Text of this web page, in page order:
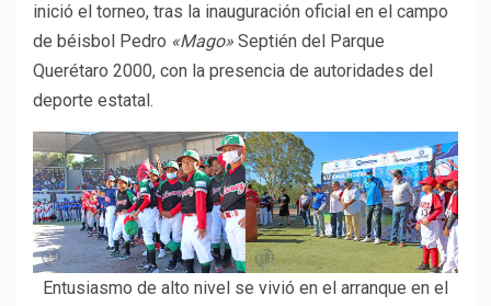
inició el torneo, tras la inauguración oficial en el campo
de béisbol Pedro «Mago» Septién del Parque
Querétaro 2000, con la presencia de autoridades del
deporte estatal.
Entusiasmo de alto nivel se vivió en el arranque en el